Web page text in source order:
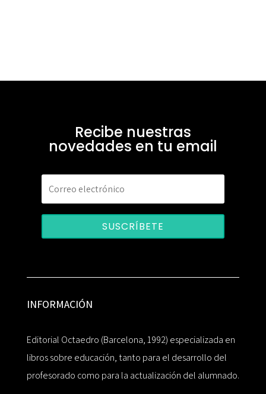
Recibe nuestras
novedades en tu email
SUSCRÍBETE
INFORMACIÓN
Editorial Octaedro (Barcelona, 1992) especializada en
libros sobre educación, tanto para el desarrollo del
profesorado como para la actualización del alumnado.